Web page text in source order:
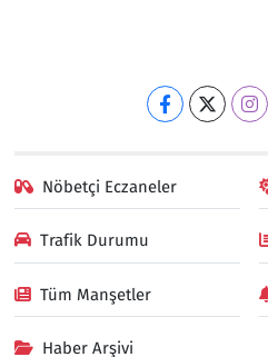
Nöbetçi Eczaneler
Trafik Durumu
Tüm Manşetler
Haber Arşivi